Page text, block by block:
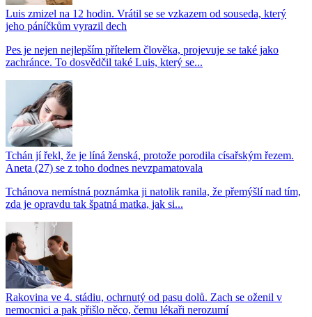
Luis zmizel na 12 hodin. Vrátil se se vzkazem od souseda, který
jeho páníčkům vyrazil dech
Pes je nejen nejlepším přítelem člověka, projevuje se také jako
zachránce. To dosvědčil také Luis, který se...
Tchán jí řekl, že je líná ženská, protože porodila císařským řezem.
Aneta (27) se z toho dodnes nevzpamatovala
Tchánova nemístná poznámka ji natolik ranila, že přemýšlí nad tím,
zda je opravdu tak špatná matka, jak si...
Rakovina ve 4. stádiu, ochrnutý od pasu dolů. Zach se oženil v
nemocnici a pak přišlo něco, čemu lékaři nerozumí